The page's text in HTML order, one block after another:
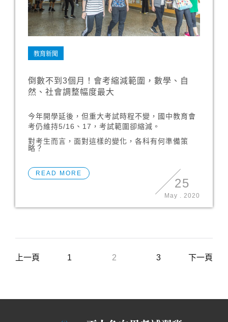
教育新聞
倒數不到3個月！會考縮減範圍，數學、自
然、社會調整幅度最大
今年開學延後，但重大考試時程不變，國中教育會
考仍維持5/16、17，考試範圍卻縮減。
對考生而言，面對這樣的變化，各科有何準備策
略？
READ MORE
25
May . 2020
上一頁 1 2 3 下一頁